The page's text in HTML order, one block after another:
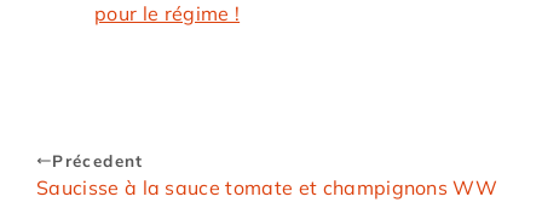
pour le régime !
Précedent
Saucisse à la sauce tomate et champignons WW